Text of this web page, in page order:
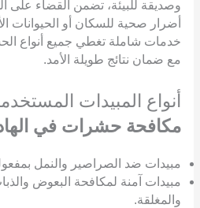
وصديقة للبيئة، تضمن القضاء
أضرار صحية للسكان أو الحيوانات
خدمات شاملة تغطي جميع أنواع
مع ضمان نتائج طويلة الأمد.
أنواع المبيدات
مكافحة حشرات في
مبيدات ضد الصراصير والنمل
مبيدات آمنة لمكافحة البعوض
والمغلقة.